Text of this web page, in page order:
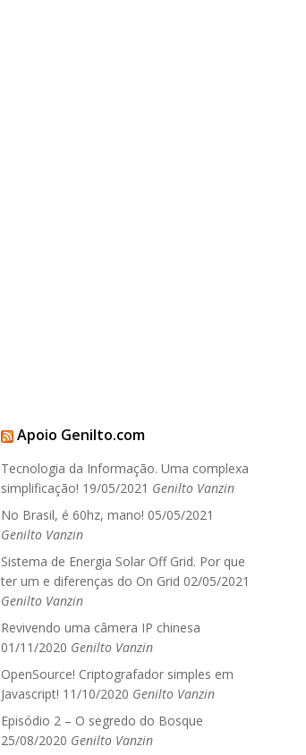
Apoio Genilto.com
Tecnologia da Informação. Uma complexa
simplificação! 19/05/2021 Genilto Vanzin
No Brasil, é 60hz, mano! 05/05/2021
Genilto Vanzin
Sistema de Energia Solar Off Grid. Por que
ter um e diferenças do On Grid 02/05/2021
Genilto Vanzin
Revivendo uma câmera IP chinesa
01/11/2020 Genilto Vanzin
OpenSource! Criptografador simples em
Javascript! 11/10/2020 Genilto Vanzin
Episódio 2 – O segredo do Bosque
25/08/2020 Genilto Vanzin